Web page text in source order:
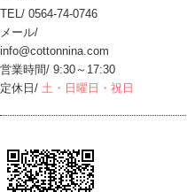
TEL/ 0564-74-0746
メール/
info@cottonnina.com
営業時間/ 9:30～17:30
定休日/ 土・日曜日・祝日